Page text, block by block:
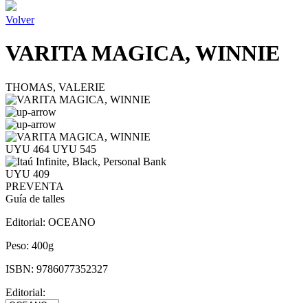
Volver
VARITA MAGICA, WINNIE
THOMAS, VALERIE
UYU 464 UYU 545
UYU 409
PREVENTA
Guía de talles
Editorial: OCEANO
Peso: 400g
ISBN: 9786077352327
Editorial: